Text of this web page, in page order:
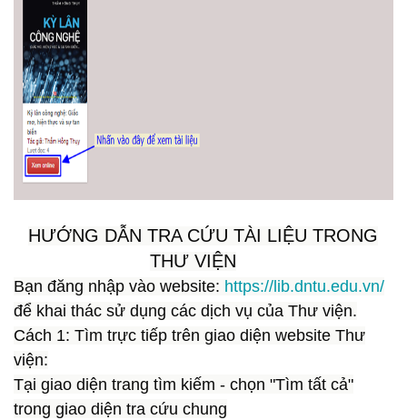
HƯỚNG DẪN TRA CỨU TÀI LIỆU TRONG
THƯ VIỆN
Bạn đăng nhập vào website: https://lib.dntu.edu.vn/
để khai thác sử dụng các dịch vụ của Thư viện.
Cách 1: Tìm trực tiếp trên giao diện website Thư
viện:
Tại giao diện trang tìm kiếm - chọn "Tìm tất cả"
trong giao diện tra cứu chung